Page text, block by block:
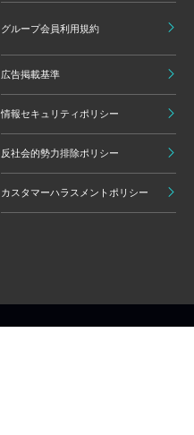
グループ会員利用規約
広告掲載基準
情報セキュリティポリシー
反社会的勢力排除ポリシー
カスタマーハラスメントポリシー